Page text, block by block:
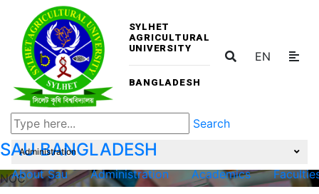
SYLHET
AGRICULTURAL
UNIVERSITY
BANGLADESH
EN
Search
SAUBANGLADESH
About Sau Administration Academics
Administration
NOC